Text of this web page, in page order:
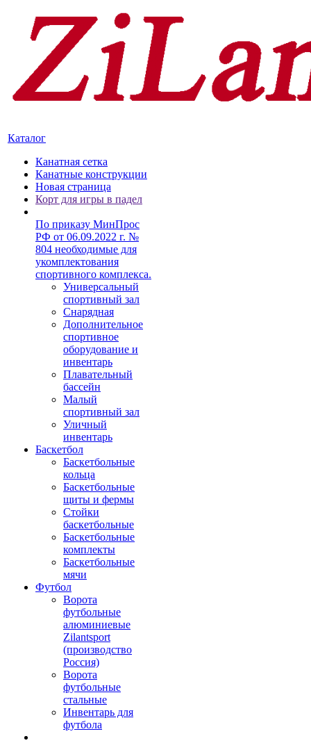
Каталог
Канатная сетка
Канатные конструкции
Новая страница
Корт для игры в падел
По приказу МинПрос
РФ от 06.09.2022 г. №
804 необходимые для
укомплектования
спортивного комплекса.
Универсальный
спортивный зал
Снарядная
Дополнительное
спортивное
оборудование и
инвентарь
Плавательный
бассейн
Малый
спортивный зал
Уличный
инвентарь
Баскетбол
Баскетбольные
кольца
Баскетбольные
щиты и фермы
Стойки
баскетбольные
Баскетбольные
комплекты
Баскетбольные
мячи
Футбол
Ворота
футбольные
алюминиевые
Zilantsport
(производство
Россия)
Ворота
футбольные
стальные
Инвентарь для
футбола